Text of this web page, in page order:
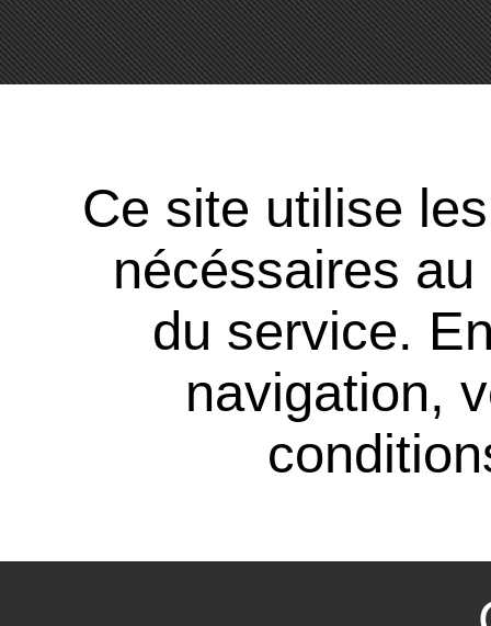
Ce site utilise
nécéssaires
du service.
navigation,